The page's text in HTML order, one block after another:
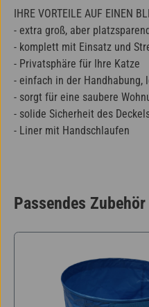
IHRE VORTEILE AUF EINEN
- extra groß, aber
- komplett mit Einsatz und
- Privatsphäre für Ihre Katze
- einfach in der Handhabung,
- sorgt für eine saubere
- solide Sicherheit des
- Liner mit Handschlaufen
Passendes Zubehör